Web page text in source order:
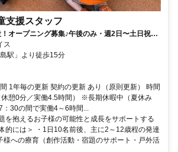
支援スタッフ
オープニング募集♪午後のみ・週2日〜土日祝休
ス
駅」より徒歩15分
1年毎の更新 契約の更新 あり（原則更新） 時間
憩0分／実働4.5時間） ※長期休暇中（夏休み
30の間で実働4～6時間...
を抱えるお子様の可能性と成長をサポートする
的には＞ ・1日10名前後、主に2～12歳程の発達
様への療育（創作活動・宿題のサポート・戸外活